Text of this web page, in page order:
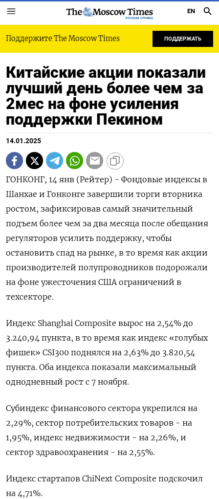
РУССКАЯ СЛУЖБА
EN
Поддержите The Moscow Times ПОДДЕРЖАТЬ
Китайские акции показали
лучший день более чем за
2мес на фоне усиления
поддержки Пекином
14.01.2025
ГОНКОНГ, 14 янв (Рейтер) - Фондовые индексы в
Шанхае и Гонконге завершили торги вторника
ростом, зафиксировав самый значительный
подъем более чем за два месяца после обещания
регуляторов усилить поддержку, чтобы
остановить спад на рынке, в то время как акции
производителей полупроводников подорожали
на фоне ужесточения США ограничений в
техсекторе.
Индекс Shanghai Composite вырос на 2,54% до
3.240,94 пункта, в то время как индекс «голубых
фишек» CSI300 поднялся на 2,63% до 3.820,54
пункта. Оба индекса показали максимальный
однодневный рост с 7 ноября.
Субиндекс финансового сектора укрепился на
2,29%, сектор потребительских товаров - на
1,95%, индекс недвижимости - на 2,26%​, и
сектор здравоохранения - на 2,55%.
Индекс стартапов ChiNext Composite подскочил
на 4,71%.